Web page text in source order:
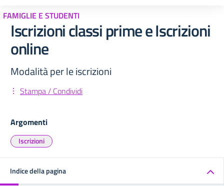
FAMIGLIE E STUDENTI
Iscrizioni classi prime e Iscrizioni
online
Modalità per le iscrizioni
Stampa / Condividi
Argomenti
Iscrizioni
Indice della pagina